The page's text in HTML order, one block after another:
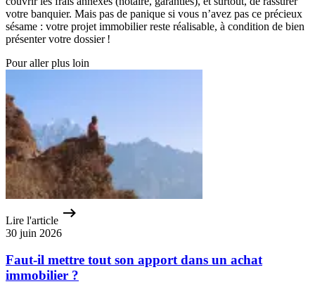
votre banquier. Mais pas de panique si vous n’avez pas ce précieux
sésame : votre projet immobilier reste réalisable, à condition de bien
présenter votre dossier !
Pour aller plus loin
Lire l'article
30 juin 2026
Faut-il mettre tout son apport dans un achat
immobilier ?